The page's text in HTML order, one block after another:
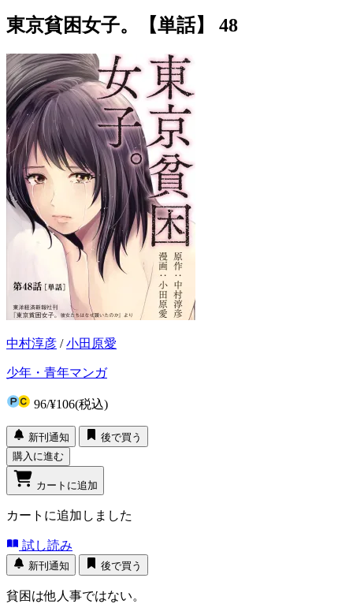
東京貧困女子。【単話】 48
中村淳彦 /小田原愛
少年・青年マンガ
96/¥106(税込)
新刊通知
後で買う
購入に進む
カートに追加
カートに追加しました
試し読み
新刊通知 後で買う
貧困は他人事ではない。